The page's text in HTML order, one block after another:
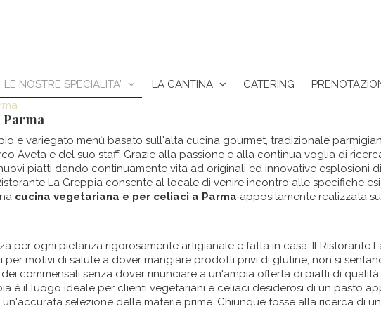
LE NOSTRE SPECIALITA' LA CANTINA CATERING
Parma
e variegato menù basato sull'alta cucina gourmet, tradizionale
Aveta e del suo staff. Grazie alla passione e alla continua voglia di
piatti dando continuamente vita ad originali ed innovative esplosioni
La Greppia consente al locale di venire incontro alle specifiche
cucina vegetariana e per celiaci a Parma appositamente realizzata
per ogni pietanza rigorosamente artigianale e fatta in casa. Il Ristorante
motivi di salute a dover mangiare prodotti privi di glutine, non si
commensali senza dover rinunciare a un'ampia offerta di piatti di
è il luogo ideale per clienti vegetariani e celiaci desiderosi di un pasto
selezione delle materie prime. Chiunque fosse alla ricerca di